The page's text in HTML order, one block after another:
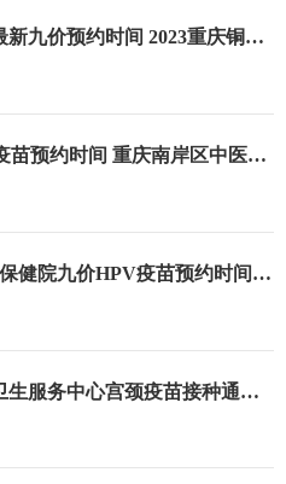
2023重庆铜梁区妇幼保健院最新九价预约时间 2023重庆铜梁区妇幼保健院最新九价预约流程
重庆南岸区中医院九价HPV疫苗预约时间 重庆南岸区中医院九价HPV疫苗预约流程
2023年5月重庆九龙坡区妇幼保健院九价HPV疫苗预约时间 2023年5月重庆九龙坡区妇幼保健院九价HPV疫苗预约流程
2023重庆铜梁东城街道社区卫生服务中心宫颈疫苗接种通知 2023重庆铜梁东城街道社区卫生服务中心宫颈疫苗预约时间